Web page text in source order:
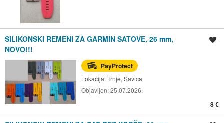
SILIKONSKI REMENI ZA GARMIN SATOVE, 26 mm,
NOVO!!!
PayProtect
Lokacija:Trnje, Savica
Objavljen:25.07.2026.
8 €